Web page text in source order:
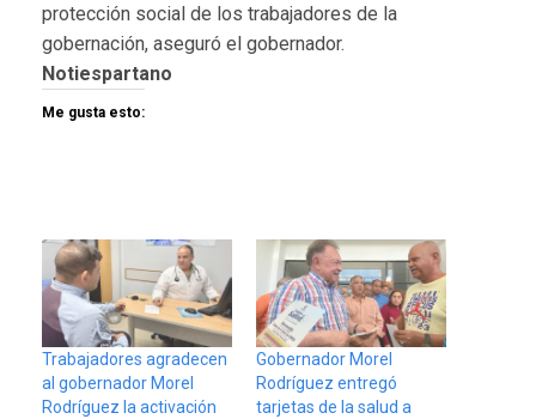
protección social de los trabajadores de la
gobernación, aseguró el gobernador.
Notiespartano
Me gusta esto:
Trabajadores agradecen
al gobernador Morel
Rodríguez la activación
Gobernador Morel
Rodríguez entregó
tarjetas de la salud a